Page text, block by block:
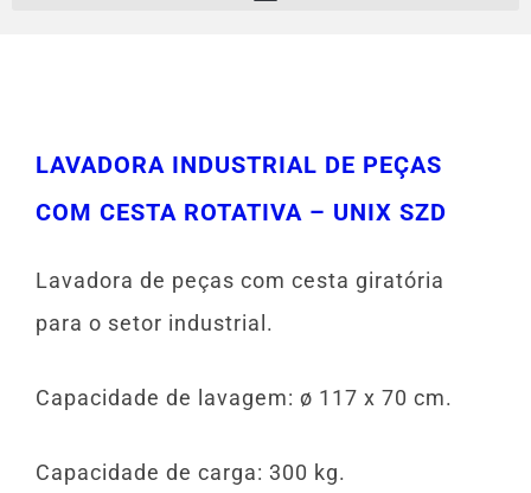
LAVADORA INDUSTRIAL DE PEÇAS
COM CESTA ROTATIVA – UNIX SZD
Lavadora de peças com cesta giratória
para o setor industrial.
Capacidade de lavagem: ø 117 x 70 cm.
Capacidade de carga: 300 kg.